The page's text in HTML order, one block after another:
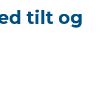
tilt og